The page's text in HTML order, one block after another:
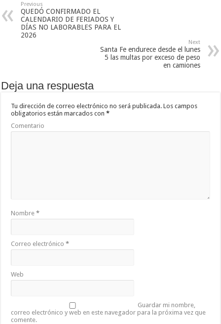
Previous
QUEDÓ CONFIRMADO EL
CALENDARIO DE FERIADOS Y
DÍAS NO LABORABLES PARA EL
2026
Next
Santa Fe endurece desde el lunes
5 las multas por exceso de peso
en camiones
Deja una respuesta
Tu dirección de correo electrónico no será publicada. Los campos
obligatorios están marcados con*
Comentario
Nombre*
Correo electrónico*
Web
Guardar mi nombre,
correo electrónico y web en este navegador para la próxima vez que
comente.